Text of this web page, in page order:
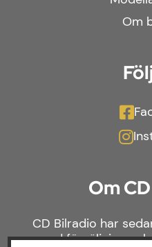
Om
Om
CD Bilradio har
med försäljning